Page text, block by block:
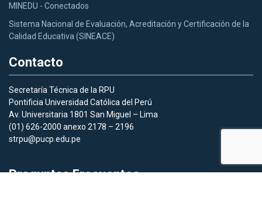
MINEDU - Conectados
Sistema Nacional de Evaluación, Acreditación y Certificación de la
Calidad Educativa (SINEACE)
Contacto
Secretaría Técnica de la RPU
Pontificia Universidad Católica del Perú
Av. Universitaria 1801 San Miguel – Lima
(01) 626-2000 anexo 2178 – 2196
strpu@pucp.edu.pe
Preguntas Frecuentes